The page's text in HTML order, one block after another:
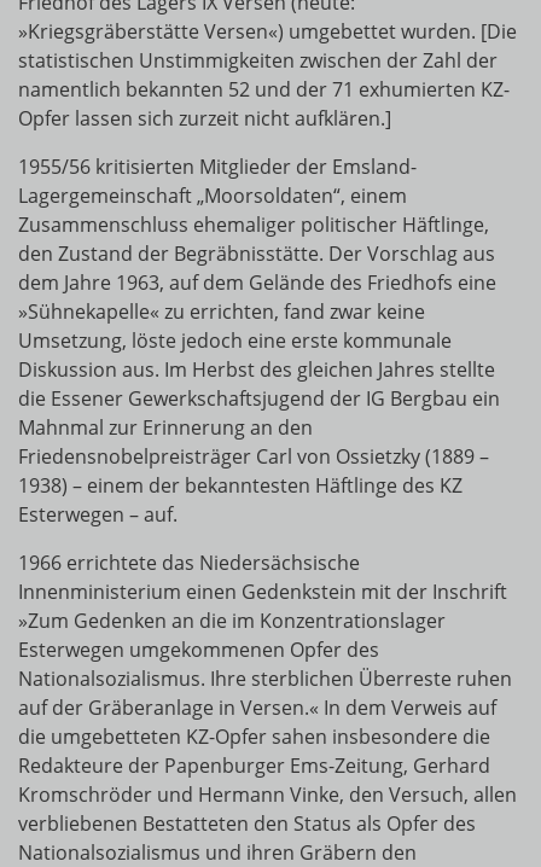
»Kriegsgräberstätte Versen«) umgebettet wurden. [Die
statistischen Unstimmigkeiten zwischen der Zahl der
namentlich bekannten 52 und der 71 exhumierten KZ-
Opfer lassen sich zurzeit nicht aufklären.]
1955/56 kritisierten Mitglieder der Emsland-
Lagergemeinschaft „Moorsoldaten“, einem
Zusammenschluss ehemaliger politischer Häftlinge,
den Zustand der Begräbnisstätte. Der Vorschlag aus
dem Jahre 1963, auf dem Gelände des Friedhofs eine
»Sühnekapelle« zu errichten, fand zwar keine
Umsetzung, löste jedoch eine erste kommunale
Diskussion aus. Im Herbst des gleichen Jahres stellte
die Essener Gewerkschaftsjugend der IG Bergbau ein
Mahnmal zur Erinnerung an den
Friedensnobelpreisträger Carl von Ossietzky (1889 –
1938) – einem der bekanntesten Häftlinge des KZ
Esterwegen – auf.
1966 errichtete das Niedersächsische
Innenministerium einen Gedenkstein mit der Inschrift
»Zum Gedenken an die im Konzentrationslager
Esterwegen umgekommenen Opfer des
Nationalsozialismus. Ihre sterblichen Überreste ruhen
auf der Gräberanlage in Versen.« In dem Verweis auf
die umgebetteten KZ-Opfer sahen insbesondere die
Redakteure der Papenburger Ems-Zeitung, Gerhard
Kromschröder und Hermann Vinke, den Versuch, allen
verbliebenen Bestatteten den Status als Opfer des
Nationalsozialismus und ihren Gräbern den